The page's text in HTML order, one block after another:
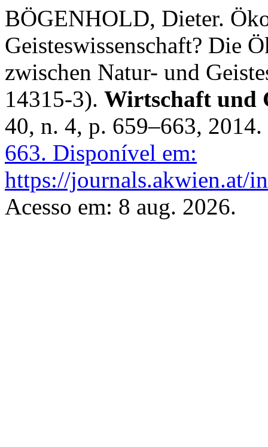
BÖGENHOLD, Dieter.
Geisteswissenschaft? Die
zwischen Natur- und
14315-3). Wirtschaft und
40, n. 4, p. 659–663, 2014.
663. Disponível em:
https://journals.akwien.at/
Acesso em: 8 aug. 2026.